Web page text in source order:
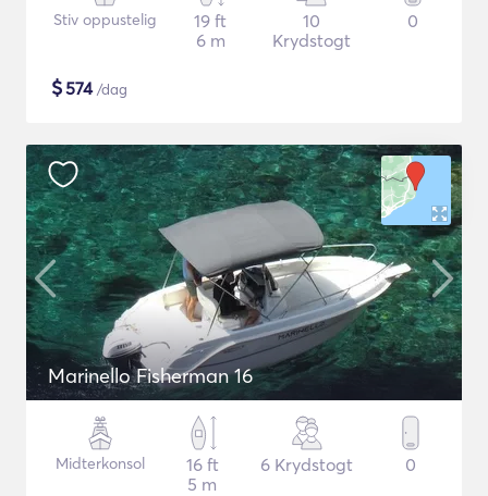
Stiv oppustelig
19 ft
6 m
10
Krydstogt
0
$574/dag
Marinello Fisherman 16
Midterkonsol
16 ft
5 m
6 Krydstogt 0